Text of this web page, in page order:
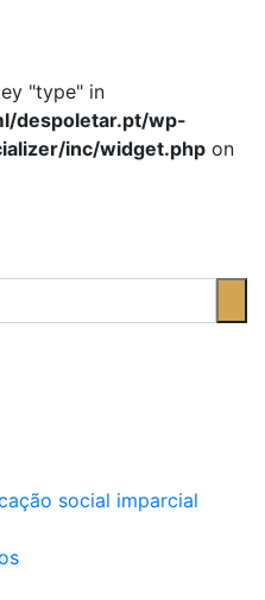
"type" in
despoletar.pt/wp-
inc/widget.php on
social imparcial